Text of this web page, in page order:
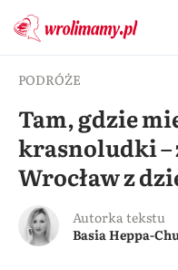
PODRÓŻE
Tam, gdzie
krasnoludki –
Wrocław z
Autorka tekstu
Basia Heppa-